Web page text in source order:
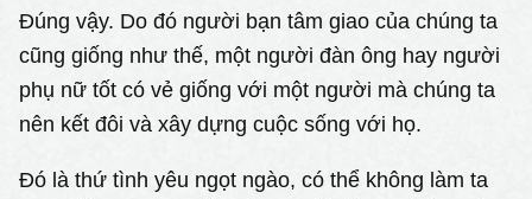
Đúng vậy. Do đó người bạn tâm giao của chúng ta
cũng giống như thế, một người đàn ông hay người
phụ nữ tốt có vẻ giống với một người mà chúng ta
nên kết đôi và xây dựng cuộc sống với họ.
Đó là thứ tình yêu ngọt ngào, có thể không làm ta